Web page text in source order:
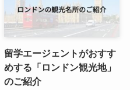
留学エージェントがおすす
めする「ロンドン観光地」
のご紹介